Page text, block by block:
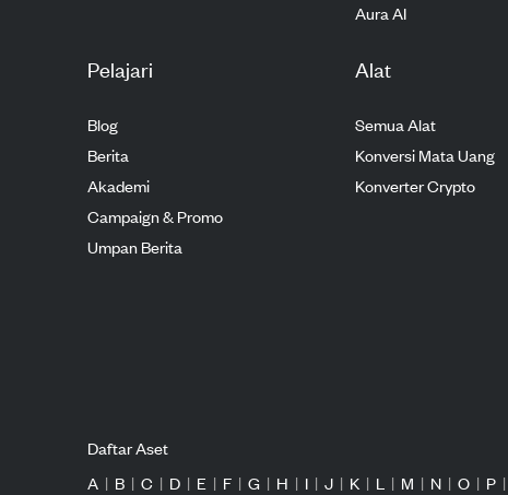
Aura AI
Pelajari
Blog
Berita
Akademi
Campaign & Promo
Umpan Berita
Alat
Semua Alat
Konversi Mata Uang
Konverter Crypto
Daftar Aset
A | B | C | D | E | F | G | H | I | J | K | L | M | N | O | P |